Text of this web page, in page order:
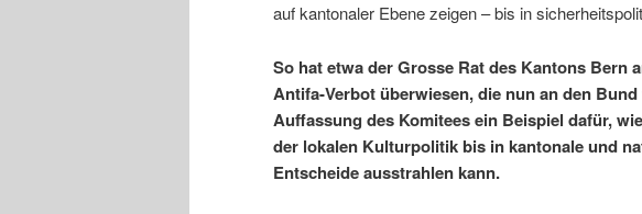
auf kantonaler Ebene zeigen – bis in
So hat etwa der Grosse Rat des Kantons Bern
Antifa-Verbot überwiesen, die nun an den
Auffassung des Komitees ein Beispiel dafür,
der lokalen Kulturpolitik bis in kantonale und
Entscheide ausstrahlen kann.